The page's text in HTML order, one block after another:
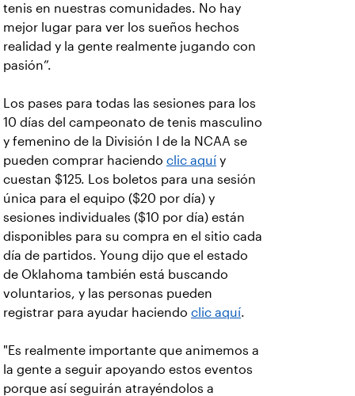
tenis en nuestras comunidades. No hay
mejor lugar para ver los sueños hechos
realidad y la gente realmente jugando con
pasión”.
Los pases para todas las sesiones para los
10 días del campeonato de tenis masculino
y femenino de la División I de la NCAA se
pueden comprar haciendo clic aquí y
cuestan $125. Los boletos para una sesión
única para el equipo ($20 por día) y
sesiones individuales ($10 por día) están
disponibles para su compra en el sitio cada
día de partidos. Young dijo que el estado
de Oklahoma también está buscando
voluntarios, y las personas pueden
registrar para ayudar haciendo clic aquí.
"Es realmente importante que animemos a
la gente a seguir apoyando estos eventos
porque así seguirán atrayéndolos a